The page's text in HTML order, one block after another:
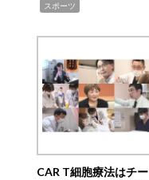
スポーツ
CAR T細胞療法はチー